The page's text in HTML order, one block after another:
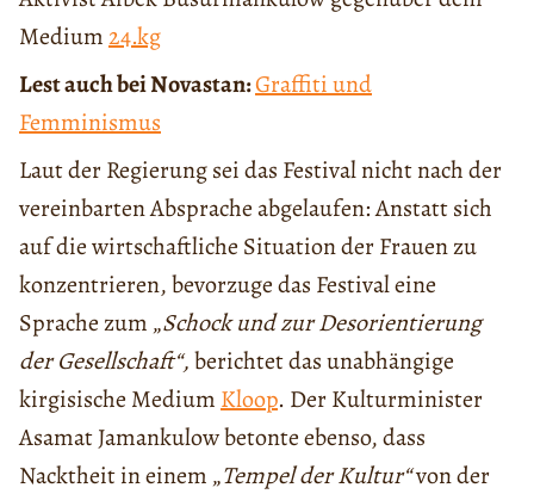
Medium24.kg
Lest auch bei Novastan:Graffiti und
Femminismus
Laut der Regierung sei das Festival nicht nach der
vereinbarten Absprache abgelaufen: Anstatt sich
auf die wirtschaftliche Situation der Frauen zu
konzentrieren, bevorzuge das Festival eine
Sprache zum „Schock und zur Desorientierung
der Gesellschaft“,berichtet das unabhängige
kirgisische Medium Kloop. Der Kulturminister
Asamat Jamankulow betonte ebenso, dass
Nacktheit in einem „Tempel der Kultur“von der